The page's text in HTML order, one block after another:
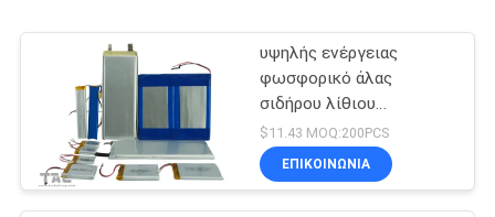
υψηλής ενέργειας
φωσφορικό άλας
σιδήρου λίθιου
πυκνότητας
11585135Fe 10Ah
μπαταριών 3.2V LifeP04
$11.43 MOQ:200PCS
ΕΠΙΚΟΙΝΩΝΊΑ